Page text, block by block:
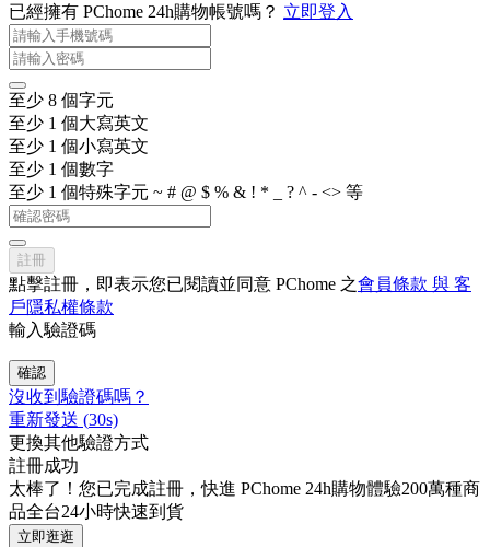
已經擁有 PChome 24h購物帳號嗎？ 立即登入
至少 8 個字元
至少 1 個大寫英文
至少 1 個小寫英文
至少 1 個數字
至少 1 個特殊字元 ~ # @ $ % & ! * _ ? ^ - <> 等
註冊
點擊註冊，即表示您已閱讀並同意 PChome 之會員條款 與 客
戶隱私權條款
輸入驗證碼
確認
沒收到驗證碼嗎？
重新發送 (30s)
更換其他驗證方式
註冊成功
太棒了！您已完成註冊，快進 PChome 24h購物體驗200萬種商
品全台24小時快速到貨
立即逛逛